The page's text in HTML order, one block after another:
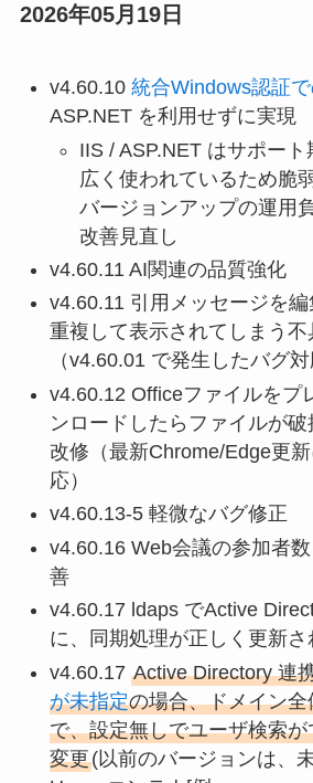
2026年05月19日
v4.60.10 統合Windows認証
ASP.NET を利用せずに実現
IIS / ASP.NET はサポート
広く使われているため脆
バージョンアップの運用
改善見直し
v4.60.11 AI関連の品質強化
v4.60.11 引用メッセージを
重複して表示されてしまう不
（v4.60.01 で発生したバグ対
v4.60.12 Officeファイルをプ
ンロードしたらファイルが
改修（最新Chrome/Edge更
応）
v4.60.13-5 軽微なバグ修正
v4.60.16 Web会議の参加者
善
v4.60.17 ldaps でActive
に、同期処理が正しく更新
v4.60.17 Active Directory 連
が未指定の場合、ドメイン
で、設定無しでユーザ検索
変更(以前のバージョンは、